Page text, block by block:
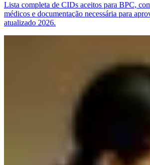
Lista completa de CIDs aceitos para BPC,
médicos e documentação necessária para
atualizado 2026.